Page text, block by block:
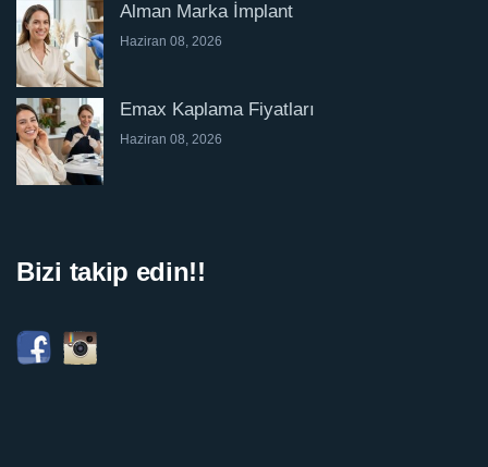
Alman Marka İmplant
Haziran 08, 2026
Emax Kaplama Fiyatları
Haziran 08, 2026
Bizi takip edin!!